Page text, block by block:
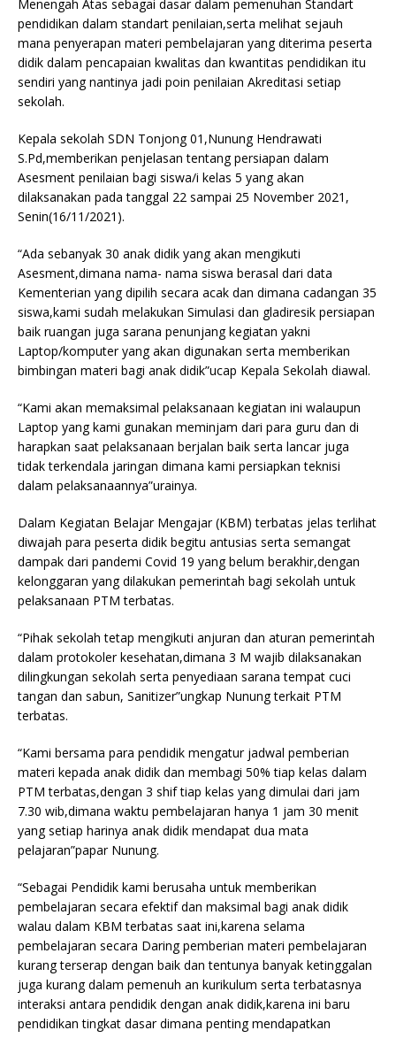
Menengah Atas sebagai dasar dalam pemenuhan Standart
pendidikan dalam standart penilaian,serta melihat sejauh
mana penyerapan materi pembelajaran yang diterima peserta
didik dalam pencapaian kwalitas dan kwantitas pendidikan itu
sendiri yang nantinya jadi poin penilaian Akreditasi setiap
sekolah.
Kepala sekolah SDN Tonjong 01,Nunung Hendrawati
S.Pd,memberikan penjelasan tentang persiapan dalam
Asesment penilaian bagi siswa/i kelas 5 yang akan
dilaksanakan pada tanggal 22 sampai 25 November 2021,
Senin(16/11/2021).
“Ada sebanyak 30 anak didik yang akan mengikuti
Asesment,dimana nama- nama siswa berasal dari data
Kementerian yang dipilih secara acak dan dimana cadangan 35
siswa,kami sudah melakukan Simulasi dan gladiresik persiapan
baik ruangan juga sarana penunjang kegiatan yakni
Laptop/komputer yang akan digunakan serta memberikan
bimbingan materi bagi anak didik”ucap Kepala Sekolah diawal.
“Kami akan memaksimal pelaksanaan kegiatan ini walaupun
Laptop yang kami gunakan meminjam dari para guru dan di
harapkan saat pelaksanaan berjalan baik serta lancar juga
tidak terkendala jaringan dimana kami persiapkan teknisi
dalam pelaksanaannya”urainya.
Dalam Kegiatan Belajar Mengajar (KBM) terbatas jelas terlihat
diwajah para peserta didik begitu antusias serta semangat
dampak dari pandemi Covid 19 yang belum berakhir,dengan
kelonggaran yang dilakukan pemerintah bagi sekolah untuk
pelaksanaan PTM terbatas.
“Pihak sekolah tetap mengikuti anjuran dan aturan pemerintah
dalam protokoler kesehatan,dimana 3 M wajib dilaksanakan
dilingkungan sekolah serta penyediaan sarana tempat cuci
tangan dan sabun, Sanitizer”ungkap Nunung terkait PTM
terbatas.
“Kami bersama para pendidik mengatur jadwal pemberian
materi kepada anak didik dan membagi 50% tiap kelas dalam
PTM terbatas,dengan 3 shif tiap kelas yang dimulai dari jam
7.30 wib,dimana waktu pembelajaran hanya 1 jam 30 menit
yang setiap harinya anak didik mendapat dua mata
pelajaran”papar Nunung.
“Sebagai Pendidik kami berusaha untuk memberikan
pembelajaran secara efektif dan maksimal bagi anak didik
walau dalam KBM terbatas saat ini,karena selama
pembelajaran secara Daring pemberian materi pembelajaran
kurang terserap dengan baik dan tentunya banyak ketinggalan
juga kurang dalam pemenuh an kurikulum serta terbatasnya
interaksi antara pendidik dengan anak didik,karena ini baru
pendidikan tingkat dasar dimana penting mendapatkan